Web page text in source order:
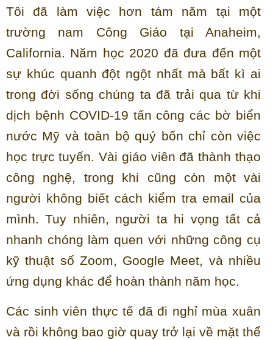
Tôi đã làm việc hơn tám năm tại một
trường nam Công Giáo tại Anaheim,
California. Năm học 2020 đã đưa đến một
sự khúc quanh đột ngột nhất mà bất kì ai
trong đời sống chúng ta đã trải qua từ khi
dịch bệnh COVID-19 tấn công các bờ biển
nước Mỹ và toàn bộ quý bốn chỉ còn việc
học trực tuyến. Vài giáo viên đã thành thạo
công nghệ, trong khi cũng còn một vài
người không biết cách kiểm tra email của
mình. Tuy nhiên, người ta hi vọng tất cả
nhanh chóng làm quen với những công cụ
kỹ thuật số Zoom, Google Meet, và nhiều
ứng dụng khác để hoàn thành năm học.
Các sinh viên thực tế đã đi nghỉ mùa xuân
và rồi không bao giờ quay trở lại về mặt thể